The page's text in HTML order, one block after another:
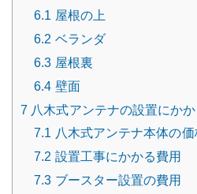
6.1 屋根の上
6.2 ベランダ
6.3 屋根裏
6.4 壁面
7 八木式アンテナの設置にか
7.1 八木式アンテナ本体の価
7.2 設置工事にかかる費用
7.3 ブースター設置の費用